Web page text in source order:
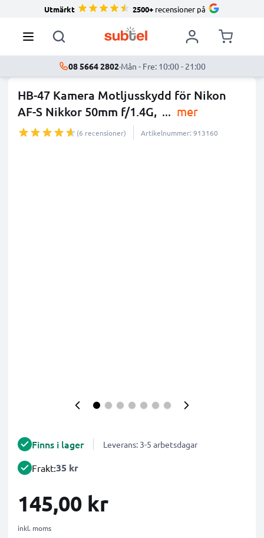
Utmärkt 2500+ recensioner på
08 5664 2802·Mån - Fre: 10:00 - 21:00
HB-47 Kamera Motljusskydd för Nikon
AF-S Nikkor 50mm f/1.4G, ... mer
(6 recensioner) Artikelnummer: 913160
Finns i lager Leverans: 3-5 arbetsdagar
Frakt:35 kr
145,00 kr
inkl. moms